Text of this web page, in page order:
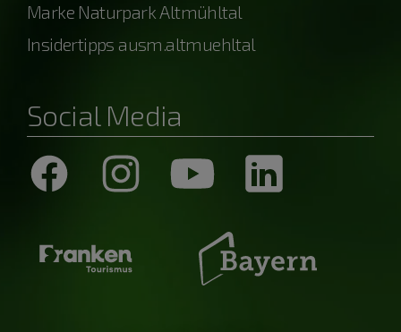
Marke Naturpark Altmühltal
Insidertipps ausm.altmuehltal
Social Media